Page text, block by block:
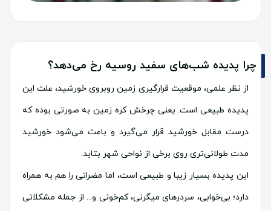
چرا پدیده شب‌های سفید روسیه رخ می‌دهد؟
از نظر علمی، موقعیت قرارگیری زمین روبروی خورشید، علت این
پدیده طبیعی است. یعنی چرخش کره زمین به صورتی بوده که
درست مقابل خورشید قرار می‌گیرد و باعث می‌شود خورشید
مدت طولانی‌تری روی برخی از نواحی شهر بتابد.
این پدیده بسیار زیبا و طبیعی است، اما مضراتی را هم به همراه
دارد؛ بی‌خوابی، سردرهای میگرنی، کم‌خونی و... از جمله مشکلاتی